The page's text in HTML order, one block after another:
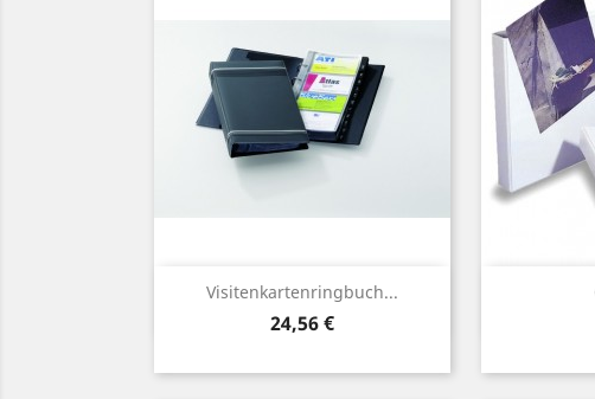
Visitenkartenringbuch...
Preis
24,56 €
Vorschau